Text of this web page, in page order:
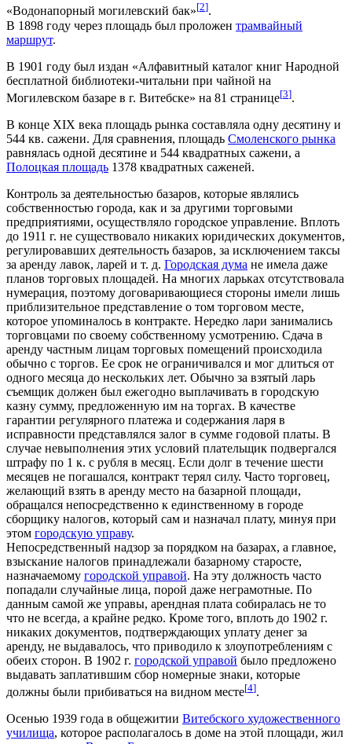
«Водонапорный могилевский бак»[2].
В 1898 году через площадь был проложен трамвайный
маршрут.
В 1901 году был издан «Алфавитный каталог книг Народной
бесплатной библиотеки-читальни при чайной на
Могилевском базаре в г. Витебске» на 81 странице[3].
В конце XIX века площадь рынка составляла одну десятину и
544 кв. сажени. Для сравнения, площадь Смоленского рынка
равнялась одной десятине и 544 квадратных сажени, а
Полоцкая площадь 1378 квадратных саженей.
Контроль за деятельностью базаров, которые являлись
собственностью города, как и за другими торговыми
предприятиями, осуществляло городское управление. Вплоть
до 1911 г. не существовало никаких юридических документов,
регулировавших деятельность базаров, за исключением таксы
за аренду лавок, ларей и т. д. Городская дума не имела даже
планов торговых площадей. На многих ларьках отсутствовала
нумерация, поэтому договаривающиеся стороны имели лишь
приблизительное представление о том торговом месте,
которое упоминалось в контракте. Нередко лари занимались
торговцами по своему собственному усмотрению. Сдача в
аренду частным лицам торговых помещений происходила
обычно с торгов. Ее срок не ограничивался и мог длиться от
одного месяца до нескольких лет. Обычно за взятый ларь
съемщик должен был ежегодно выплачивать в городскую
казну сумму, предложенную им на торгах. В качестве
гарантии регулярного платежа и содержания ларя в
исправности представлялся залог в сумме годовой платы. В
случае невыполнения этих условий плательщик подвергался
штрафу по 1 к. с рубля в месяц. Если долг в течение шести
месяцев не погашался, контракт терял силу. Часто торговец,
желающий взять в аренду место на базарной площади,
обращался непосредственно к единственному в городе
сборщику налогов, который сам и назначал плату, минуя при
этом городскую управу.
Непосредственный надзор за порядком на базарах, а главное,
взыскание налогов принадлежали базарному старосте,
назначаемому городской управой. На эту должность часто
попадали случайные лица, порой даже неграмотные. По
данным самой же управы, арендная плата собиралась не то
что не всегда, а крайне редко. Кроме того, вплоть до 1902 г.
никаких документов, подтверждающих уплату денег за
аренду, не выдавалось, что приводило к злоупотреблениям с
обеих сторон. В 1902 г. городской управой было предложено
выдавать заплатившим сбор номерные знаки, которые
должны были прибиваться на видном месте[4].
Осенью 1939 года в общежитии Витебского художественного
училища, которое располагалось в доме на этой площади, жил